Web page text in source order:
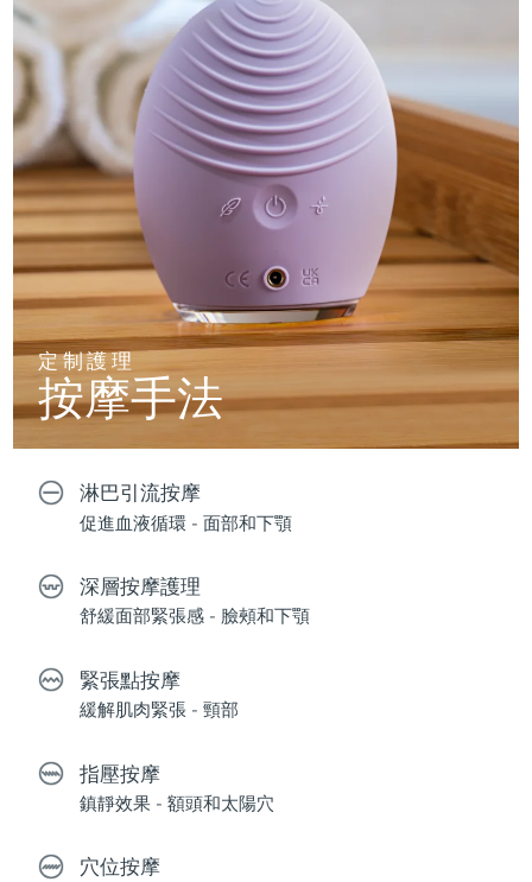
定制護理
按摩手法
淋巴引流按摩
促進血液循環 - 面部和下顎
深層按摩護理
舒緩面部緊張感 - 臉頰和下顎
緊張點按摩
緩解肌肉緊張 - 頸部
指壓按摩
鎮靜效果 - 額頭和太陽穴
穴位按摩